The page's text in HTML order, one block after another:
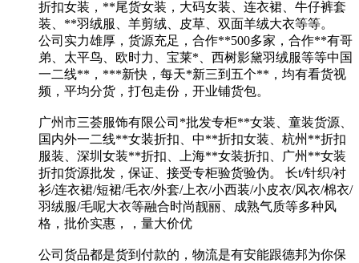
折扣女装，**尾货女装，大码女装、连衣裙、牛仔裤套
装、**羽绒服、羊剪绒、皮草、双面羊绒大衣等等。
公司实力雄厚，货源充足，合作**500多家，合作**有哥
弟、太平鸟、欧时力、宝莱*、西树影黛羽绒服等等中国
一二线**，***新快，每天*新三到五个**，均有看货视
频，平均分货，打包走份，开业铺货包。
广州市三荟服饰有限公司*批发专柜**女装、童装货源、
国内外一二线**女装折扣、中**折扣女装、杭州**折扣
服装、深圳女装**折扣、上海**女装折扣、广州**女装
折扣货源批发，保证、接受专柜验货验伪。 长t/针织/衬
衫/连衣裙/短裙/毛衣/外套/上衣/小西装/小皮衣/风衣/棉衣/
羽绒服/毛呢大衣等融合时尚靓丽、成熟气质等多种风
格，批价实惠，，量大价优
公司货品都是货到付款的，物流是有安能跟德邦为你保